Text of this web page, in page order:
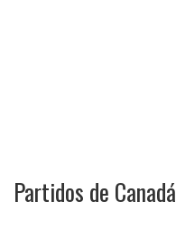
Partidos de Canadá